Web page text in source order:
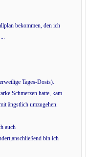
bekommen, den ich
Tages-Dosis).
Schmerzen hatte, kam
ängstlich umzugehen.
auch
bin ich